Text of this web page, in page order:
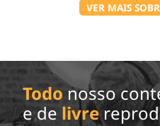
VER MAIS
Todo nosso
e de livre